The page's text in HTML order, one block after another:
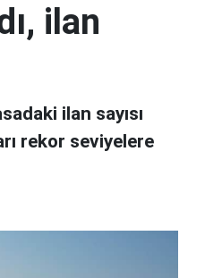
ilan
ilan sayısı
rekor seviyelere